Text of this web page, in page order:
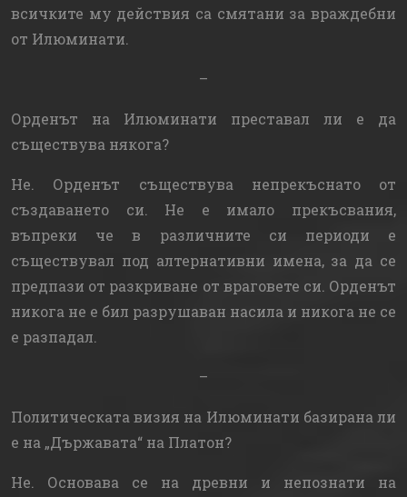
всичките му действия са смятани за враждебни
от Илюминати.
–
Орденът на Илюминати преставал ли е да
съществува някога?
Не. Орденът съществува непрекъснато от
създаването си. Не е имало прекъсвания,
въпреки че в различните си периоди е
съществувал под алтернативни имена, за да се
предпази от разкриване от враговете си. Орденът
никога не е бил разрушаван насила и никога не се
е разпадал.
–
Политическата визия на Илюминати базирана ли
е на „Държавата“ на Платон?
Не. Основава се на древни и непознати на